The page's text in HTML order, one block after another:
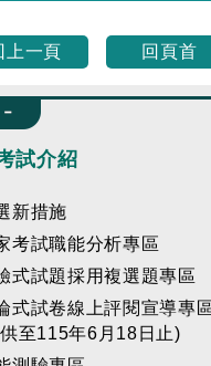
上一頁 回頁首
試介紹
新措施
考試職能分析專區
式試題採用複選題專區
式試卷線上評閱宣導專
至115年6月18日止)